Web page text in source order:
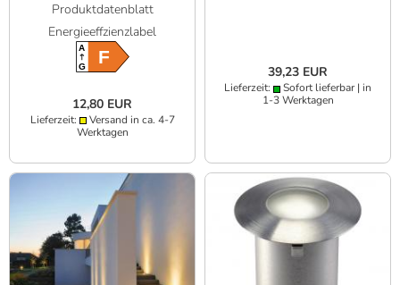
Produktdatenblatt
Energieeffzienzlabel
A
GF
12,80 EUR
Lieferzeit:
Versand in ca. 4-7
Werktagen
39,23 EUR
Lieferzeit:
Sofort lieferbar | in
1-3 Werktagen